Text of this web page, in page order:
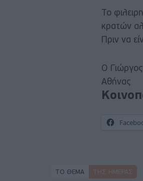
Το
κρατών
Πριν να
Ο
Αθήνας
ΤΟ ΘΕΜΑ ΤΗΣ ΗΜΈΡΑΣ